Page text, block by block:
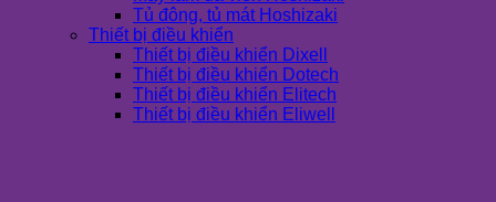
Tủ đông, tủ mát Hoshizaki
Thiết bị điều khiển
Thiết bị điều khiển Dixell
Thiết bị điều khiển Dotech
Thiết bị điều khiển Elitech
Thiết bị điều khiển Eliwell